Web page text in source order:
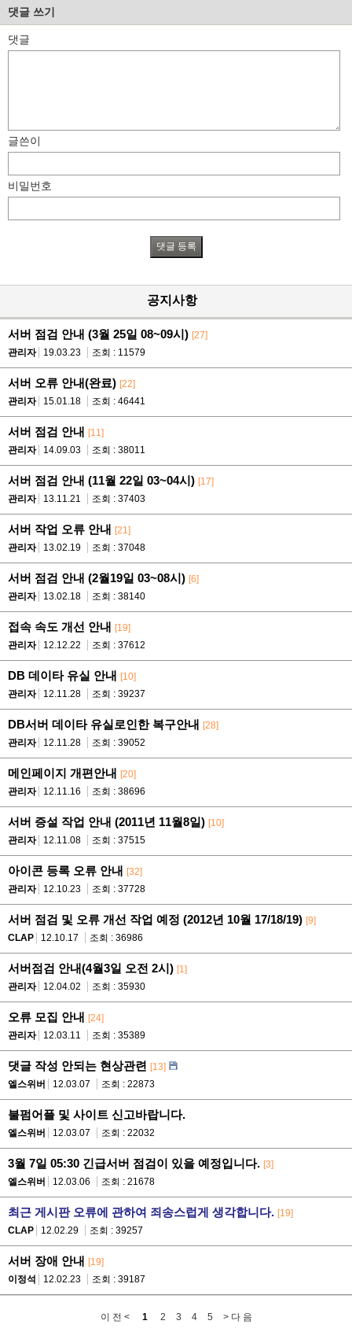
댓글 쓰기
댓글
글쓴이
비밀번호
공지사항
서버 점검 안내 (3월 25일 08~09시) [27]
관리자
19.03.23 조회 : 11579
서버 오류 안내(완료) [22]
관리자
15.01.18 조회 : 46441
서버 점검 안내 [11]
관리자
14.09.03 조회 : 38011
서버 점검 안내 (11월 22일 03~04시) [17]
관리자
13.11.21 조회 : 37403
서버 작업 오류 안내 [21]
관리자
13.02.19 조회 : 37048
서버 점검 안내 (2월19일 03~08시) [6]
관리자
13.02.18 조회 : 38140
접속 속도 개선 안내 [19]
관리자
12.12.22 조회 : 37612
DB 데이타 유실 안내 [10]
관리자
12.11.28 조회 : 39237
DB서버 데이타 유실로인한 복구안내 [28]
관리자
12.11.28 조회 : 39052
메인페이지 개편안내 [20]
관리자
12.11.16 조회 : 38696
서버 증설 작업 안내 (2011년 11월8일) [10]
관리자
12.11.08 조회 : 37515
아이콘 등록 오류 안내 [32]
관리자
12.10.23 조회 : 37728
서버 점검 및 오류 개선 작업 예정 (2012년 10월 17/18/19) [9]
CLAP
12.10.17 조회 : 36986
서버점검 안내(4월3일 오전 2시) [1]
관리자
12.04.02 조회 : 35930
오류 모집 안내 [24]
관리자
12.03.11 조회 : 35389
댓글 작성 안되는 현상관련 [13]
엘스위버
12.03.07 조회 : 22873
불펌어플 및 사이트 신고바랍니다.
엘스위버 12.03.07 조회 : 22032
3월 7일 05:30 긴급서버 점검이 있을 예정입니다. [3]
엘스위버
12.03.06 조회 : 21678
최근 게시판 오류에 관하여 죄송스럽게 생각합니다. [19]
CLAP
12.02.29 조회 : 39257
서버 장애 안내 [19]
이정석
12.02.23 조회 : 39187
이 전 < 1 2 3 4 5 > 다 음